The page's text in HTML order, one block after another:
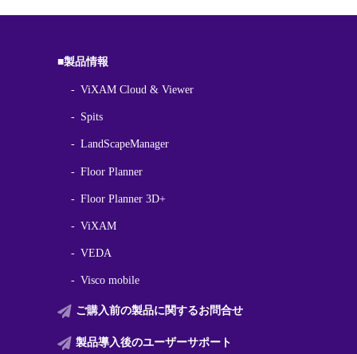
■製品情報
ViXAM Cloud & Viewer
Spits
LandScapeManager
Floor Planner
Floor Planner 3D+
ViXAM
VEDA
Visco mobile
ご購入前の製品に関するお問合せ
製品導入後のユーザーサポート